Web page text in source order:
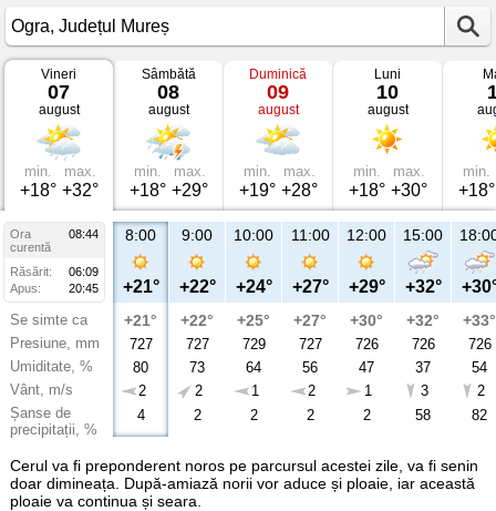
Vremea
Ogra
Județul
Mureș
Vineri
07
august
min.
+18°
max.
+32°
Sâmbătă
08
august
min.
+18°
max.
+29°
Duminică
09
august
min.
+19°
max.
+28°
Luni
10
august
min.
+18°
max.
+30°
min.
+18°
Ora
08:44
curentă
Răsărit:
06:09
Apus:
20:45
Se simte ca
Presiune, mm
Umiditate, %
Vânt, m/s
Șanse de
precipitații, %
8:00
+21°
+21°
727
80
2
4
9:00
+22°
+22°
727
73
2
2
10:00
+24°
+25°
729
64
1
2
11:00
+27°
+27°
727
56
2
2
12:00
+29°
+30°
726
47
1
2
15:00
+32°
+32°
726
37
3
58
+33°
726
54
2
82
Cerul va fi preponderent noros pe parcursul acestei zile, va fi senin
doar dimineața. După-amiază norii vor aduce și ploaie, iar această
ploaie va continua și seara.